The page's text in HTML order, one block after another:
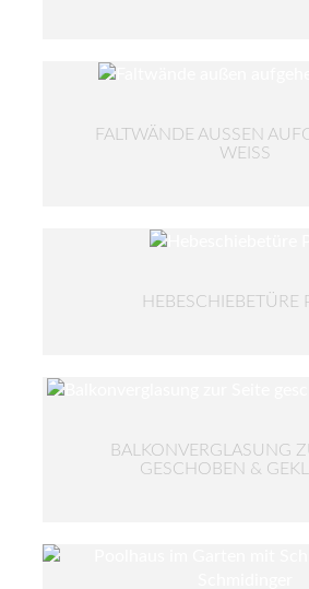
FALTWÄNDE AUSSEN
EISS
HEBESCHIEBETÜRE
BALKONVERGLASUNG
GESCHOBEN &